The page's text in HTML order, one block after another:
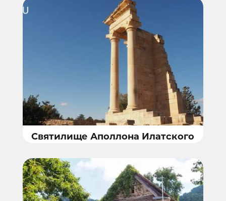
Святилище Аполлона Илатского